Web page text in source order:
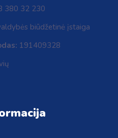
380 32 230
biūdžetinė įstaiga
191409328